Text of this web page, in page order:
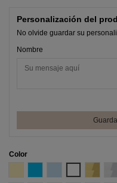
Personalización del
No olvide guardar su
Nombre
Color
Efecto